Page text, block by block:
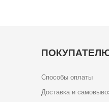
Способы оплаты
Доставка и